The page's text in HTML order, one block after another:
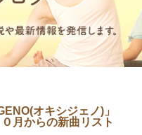
オキシジェノ)」
月からの新曲リスト